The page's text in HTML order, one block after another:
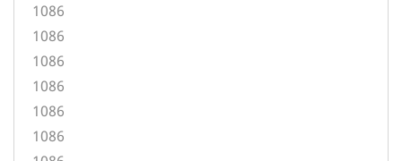
1086
1086
1086
1086
1086
1086